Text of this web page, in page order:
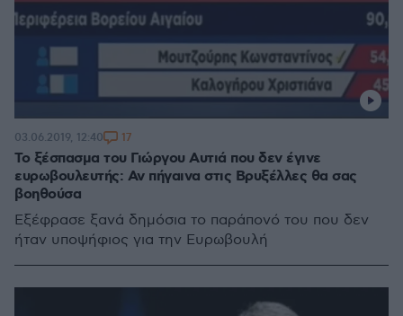
Το ξέσπασμα του Γιώργου Αυτιά που δεν έγινε
ευρωβουλευτής: Αν πήγαινα στις Βρυξέλλες θα σας
βοηθούσα
Εξέφρασε ξανά δημόσια το παράπονό του που δεν
ήταν υποψήφιος για την Ευρωβουλή
03.06.2019, 12:40 17